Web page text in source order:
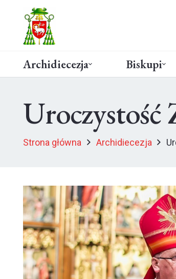
Archidiecezja Biskupi
Uroczystość
Strona główna Archidiecezja